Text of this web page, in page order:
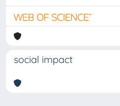
social impact